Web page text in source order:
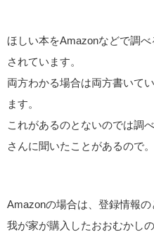
ほしい本をAmazonなどで調べ
されています。
両方わかる場合は両方書いて
ます。
これがあるのとないのでは調
さんに聞いたことがあるので。
Amazonの場合は、登録情報の
我が家が購入したおおむかし